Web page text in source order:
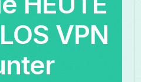
VPN